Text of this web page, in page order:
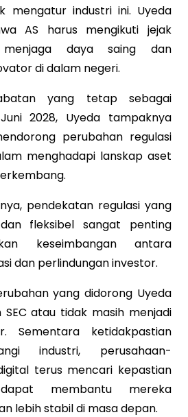
mengatur industri ini. Uyeda
AS harus mengikuti jejak
daya saing dan
di dalam negeri.
yang tetap sebagai
2028, Uyeda tampaknya
perubahan regulasi
menghadapi lanskap aset
pendekatan regulasi yang
fleksibel sangat penting
keseimbangan antara
dan perlindungan investor.
yang didorong Uyeda
atau tidak masih menjadi
Sementara ketidakpastian
industri, perusahaan-
terus mencari kepastian
membantu mereka
lebih stabil di masa depan.